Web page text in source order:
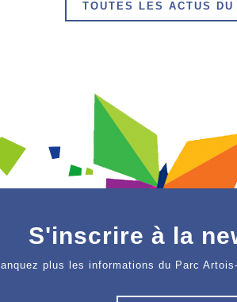
TOUTES LES ACTUS DU
S'inscrire à la
plus les informations du Parc